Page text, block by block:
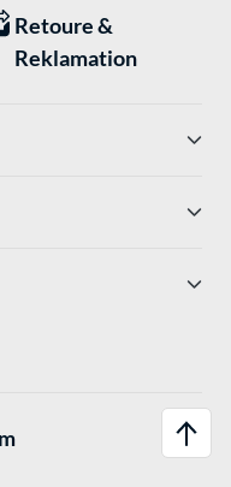
Retoure &
Reklamation